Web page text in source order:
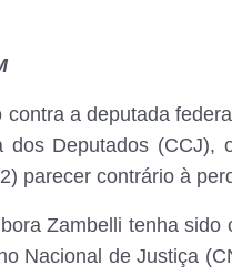
a deputada
Deputados (CCJ),
parecer contrário à
Zambelli tenha
Nacional de Justiça